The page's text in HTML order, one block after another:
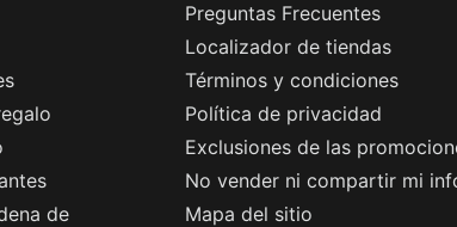
Preguntas Frecuentes
Localizador de tiendas
Términos y condiciones
Política de privacidad
Exclusiones de las
No vender ni compartir mi
de
Mapa del sitio